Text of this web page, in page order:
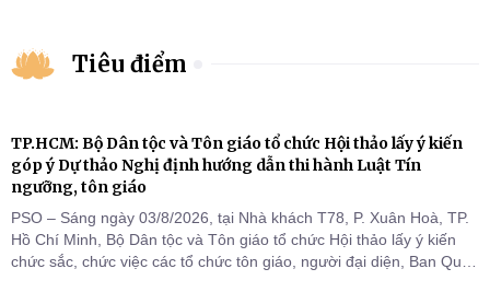
Tiêu điểm
TP.HCM: Bộ Dân tộc và Tôn giáo tổ chức Hội thảo lấy ý kiến
góp ý Dự thảo Nghị định hướng dẫn thi hành Luật Tín
ngưỡng, tôn giáo
PSO – Sáng ngày 03/8/2026, tại Nhà khách T78, P. Xuân Hoà, TP.
Hồ Chí Minh, Bộ Dân tộc và Tôn giáo tổ chức Hội thảo lấy ý kiến
chức sắc, chức việc các tổ chức tôn giáo, người đại diện, Ban Quản